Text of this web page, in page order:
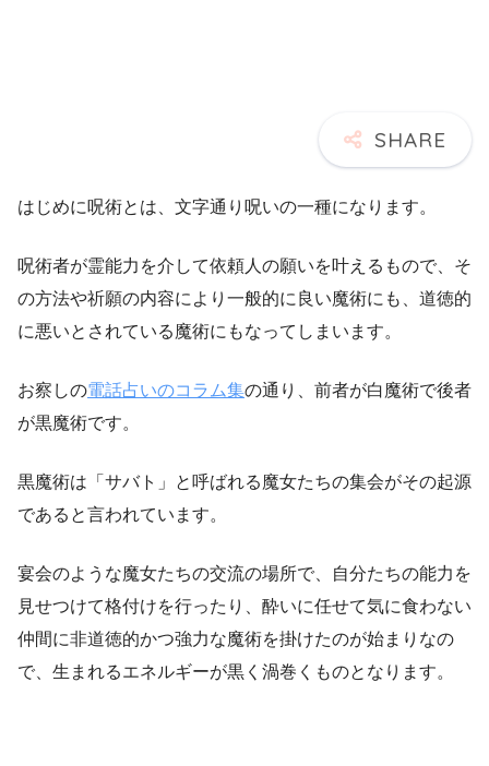
はじめに呪術とは、文字通り呪いの一種になります。
呪術者が霊能力を介して依頼人の願いを叶えるもので、そ
の方法や祈願の内容により一般的に良い魔術にも、道徳的
に悪いとされている魔術にもなってしまいます。
お察しの電話占いのコラム集の通り、前者が白魔術で後者
が黒魔術です。
黒魔術は「サバト」と呼ばれる魔女たちの集会がその起源
であると言われています。
宴会のような魔女たちの交流の場所で、自分たちの能力を
見せつけて格付けを行ったり、酔いに任せて気に食わない
仲間に非道徳的かつ強力な魔術を掛けたのが始まりなの
で、生まれるエネルギーが黒く渦巻くものとなります。